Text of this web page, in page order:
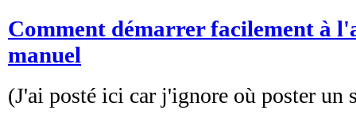
Comment démarrer facilement à
manuel
(J'ai posté ici car j'ignore où poster un